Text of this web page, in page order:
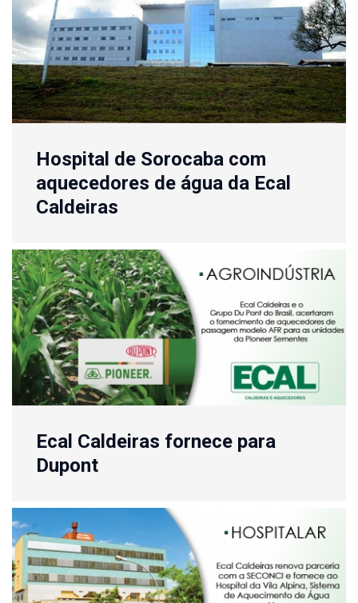
Hospital de Sorocaba com
aquecedores de água da Ecal
Caldeiras
Ecal Caldeiras fornece para
Dupont